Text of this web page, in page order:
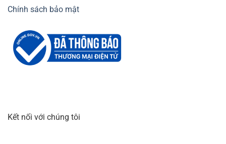
Chính sách bảo mật
Kết nối với chúng tôi